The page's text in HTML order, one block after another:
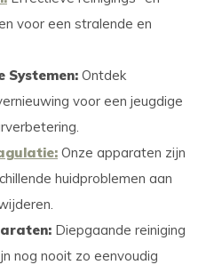
voor een stralende en
Systemen: Ontdek
voor een jeugdige
Onze apparaten zijn
huidproblemen aan
Diepgaande reiniging
nog nooit zo eenvoudig